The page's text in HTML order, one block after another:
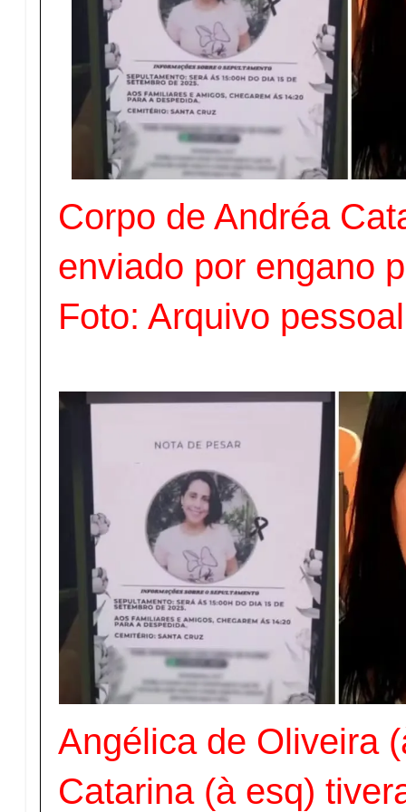
Corpo de Andréa
enviado por engano
Foto: Arquivo pessoal
Angélica de Oliveira
Catarina (à esq)